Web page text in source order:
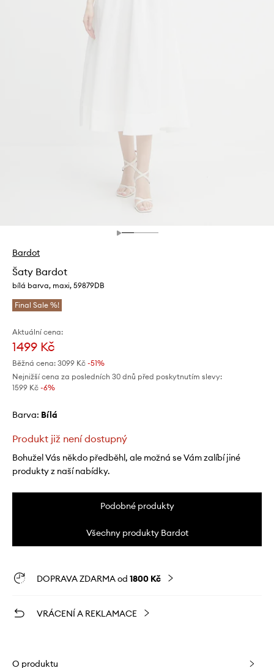
Bardot
Šaty Bardot
bílá barva, maxi, 59879DB
Final Sale %!
Aktuální cena:
1499 Kč
Běžná cena: 3099 Kč -51%
Nejnižší cena za posledních 30 dnů před poskytnutím slevy:
1599 Kč -6%
Barva: bílá
Produkt již není dostupný
Bohužel Vás někdo předběhl, ale možná se Vám zalíbí jiné
produkty z naší nabídky.
Podobné produkty
Všechny produkty Bardot
DOPRAVA ZDARMA od 1800 Kč
VRÁCENÍ A REKLAMACE
O produktu